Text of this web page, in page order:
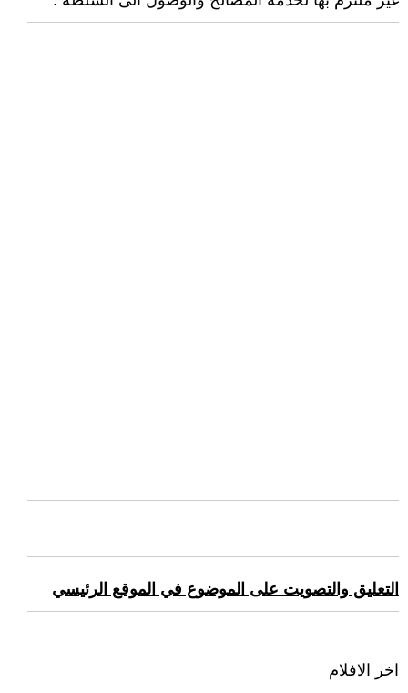
التعليق والتصويت على الموضوع في الموقع الرئيسي
اخر الافلام